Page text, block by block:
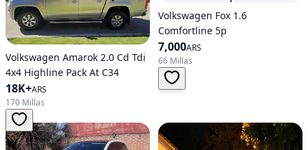
Volkswagen Amarok 2.0 Cd Tdi
4x4 Highline Pack At C34
18K+ARS
170 Millas
Volkswagen Fox 1.6
Comfortline 5p
7,000ARS
66 Millas